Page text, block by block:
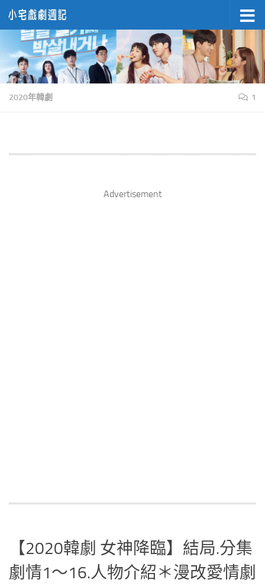
Skip to content
2020年韓劇 1
Advertisement
【2020韓劇 女神降臨】結局.分集
劇情1～16.人物介紹＊漫改愛情劇